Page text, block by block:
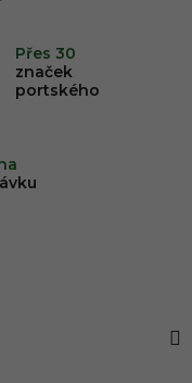
Přes 30
značek
portského